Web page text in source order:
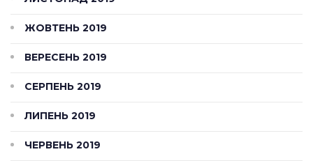
ЖОВТЕНЬ 2019
ВЕРЕСЕНЬ 2019
СЕРПЕНЬ 2019
ЛИПЕНЬ 2019
ЧЕРВЕНЬ 2019